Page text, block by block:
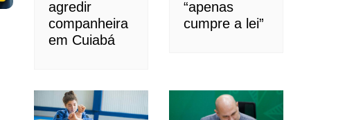
agredir
companheira
em Cuiabá
“apenas
cumpre a lei”